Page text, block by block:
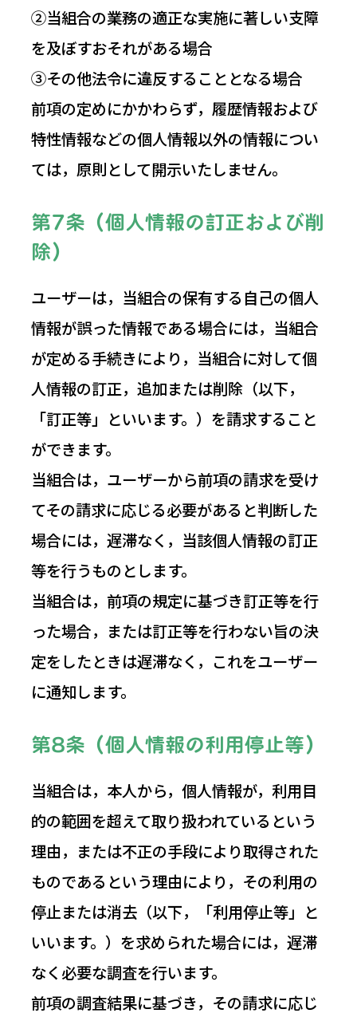
②当組合の業務の適正な実施に著しい支障
を及ぼすおそれがある場合
③その他法令に違反することとなる場合
前項の定めにかかわらず，履歴情報および
特性情報などの個人情報以外の情報につい
ては，原則として開示いたしません。
第7条（個人情報の訂正および削
除）
ユーザーは，当組合の保有する自己の個人
情報が誤った情報である場合には，当組合
が定める手続きにより，当組合に対して個
人情報の訂正，追加または削除（以下，
「訂正等」といいます。）を請求すること
ができます。
当組合は，ユーザーから前項の請求を受け
てその請求に応じる必要があると判断した
場合には，遅滞なく，当該個人情報の訂正
等を行うものとします。
当組合は，前項の規定に基づき訂正等を行
った場合，または訂正等を行わない旨の決
定をしたときは遅滞なく，これをユーザー
に通知します。
第8条（個人情報の利用停止等）
当組合は，本人から，個人情報が，利用目
的の範囲を超えて取り扱われているという
理由，または不正の手段により取得された
ものであるという理由により，その利用の
停止または消去（以下，「利用停止等」と
いいます。）を求められた場合には，遅滞
なく必要な調査を行います。
前項の調査結果に基づき，その請求に応じ